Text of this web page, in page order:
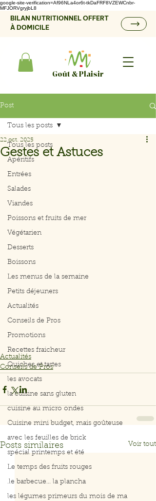
google-site-verification=Af96NLa4or6t-tkDaFRF8VZEWCnbr-
MFJORVgryjbL8
BILAN NUTRITIONNEL OFFERT
À DOMICILE
Goût & Plaisir
Post
Tous les posts
Apéritifs
Entrées
Salades
Viandes
Poissons et fruits de mer
Végétarien
Desserts
Boissons
Les menus de la semaine
Petits déjeuners
Actualités
Conseils de Pros
Promotions
Recettes fraicheur
Quiches et tartes
les avocats
la cuisine sans gluten
cuisine au micro ondes
Cuisine mini budget, mais goûteuse
avec les feuilles de brick
spécial printemps et été
Le temps des fruits rouges
.le barbecue... la plancha
les légumes primeurs du mois de ma
Tous les posts
Gestes et Astuces
22 oct. 2025
Actualités
Conseils de Pros
Posts similaires Voir tout